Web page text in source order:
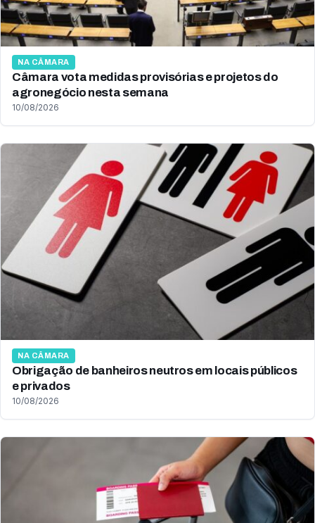
NA CÂMARA
Câmara vota medidas provisórias e projetos do
agronegócio nesta semana
10/08/2026
NA CÂMARA
Obrigação de banheiros neutros em locais públicos
e privados
10/08/2026